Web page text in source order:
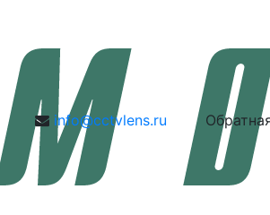
info@cctvlens.ru